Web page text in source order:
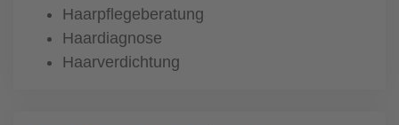
Haarpflegeberatung
Haardiagnose
Haarverdichtung